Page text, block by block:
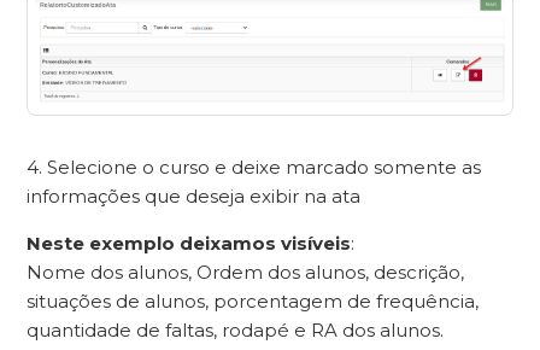
4. Selecione o curso e deixe marcado somente as
informações que deseja exibir na ata
Neste exemplo deixamos visíveis:
Nome dos alunos, Ordem dos alunos, descrição,
situações de alunos, porcentagem de frequência,
quantidade de faltas, rodapé e RA dos alunos.